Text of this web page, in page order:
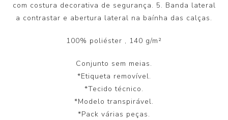
com costura decorativa de segurança. 5. Banda lateral
a contrastar e abertura lateral na baínha das calças.
100% poliéster , 140 g/m²
Conjunto sem meias.
*Etiqueta removível.
*Tecido técnico.
*Modelo transpirável.
*Pack várias peças.